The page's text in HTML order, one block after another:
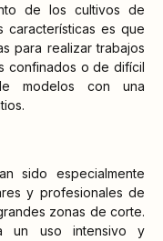
de los cultivos de
características es que
para realizar trabajos
confinados o de difícil
modelos con una
sido especialmente
y profesionales de
zonas de corte.
un uso intensivo y